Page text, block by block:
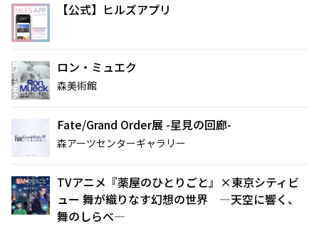
【公式】ヒルズアプリ
ロン・ミュエク
森美術館
Fate/Grand Order展 -星見の回廊-
森アーツセンターギャラリー
TVアニメ『薬屋のひとりごと』×東京シティビ
ュー 舞が織りなす幻想の世界 ―天空に響く、
舞のしらべ―